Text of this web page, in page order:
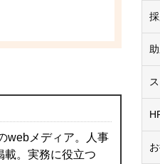
webメディア。人事
載。実務に役立つ